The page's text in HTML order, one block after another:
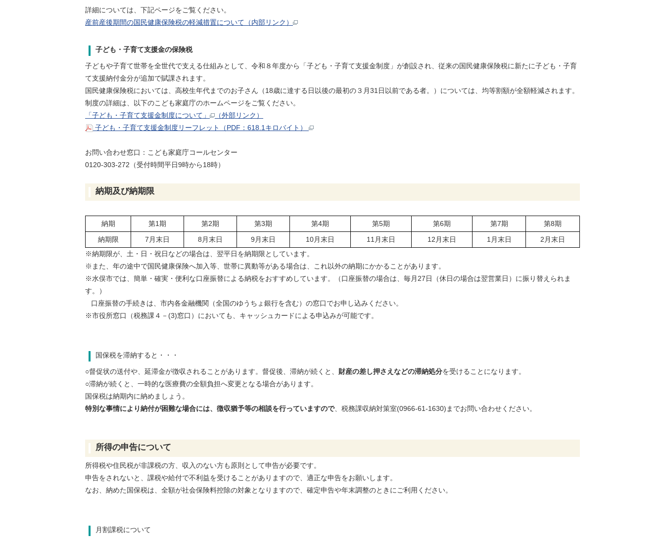
詳細については、下記ページをご覧ください。
産前産後期間の国民健康保険税の軽減措置について（内部リンク）
子ども・子育て支援金の保険税
子どもや子育て世帯を全世代で支える仕組みとして、令和８年度から「子ども・子育て支援金制度」が創設され、従来の国民健康保険税に新たに子ども・子育
て支援納付金分が追加で賦課されます。
国民健康保険税においては、高校生年代までのお子さん（18歳に達する日以後の最初の３月31日以前である者。）については、均等割額が全額軽減されます。
制度の詳細は、以下のこども家庭庁のホームページをご覧ください。
「子ども・子育て支援金制度について」
（外部リンク）
子ども・子育て支援金制度リーフレット（PDF：618.1キロバイト）
お問い合わせ窓口：こども家庭庁コールセンター
0120-303-272（受付時間平日9時から18時）
納期及び納期限
納期 第1期 第2期 第3期 第4期 第5期 第6期 第7期
第8期
納期限
7月末日 8月末日 9月末日 10月末日 11月末日 12月末日 1月末日
2月末日
※納期限が、土・日・祝日などの場合は、翌平日を納期限としています。
※また、年の途中で国民健康保険へ加入等、世帯に異動等がある場合は、これ以外の納期にかかることがあります。
※水俣市では、簡単・確実・便利な口座振替による納税をおすすめしています。（口座振替の場合は、毎月27日（休日の場合は翌営業日）に振り替えられま
す。）
口座振替の手続きは、市内各金融機関（全国のゆうちょ銀行を含む）の窓口でお申し込みください。
※市役所窓口（税務課４－(3)窓口）においても、キャッシュカードによる申込みが可能です。
国保税を滞納すると・・・
○督促状の送付や、延滞金が徴収されることがあります。督促後、滞納が続くと、 財産の差し押さえなどの滞納処分を受けることになります。
○滞納が続くと、一時的な医療費の全額負担へ変更となる場合があります。
国保税は納期内に納めましょう。
特別な事情により納付が困難な場合には、徴収猶予等の相談を行っていますので、税務課収納対策室(0966-61-1630)までお問い合わせください。
所得の申告について
所得税や住民税が非課税の方、収入のない方も原則として申告が必要です。
申告をされないと、課税や給付で不利益を受けることがありますので、適正な申告をお願いします。
なお、納めた国保税は、全額が社会保険料控除の対象となりますので、確定申告や年末調整のときにご利用ください。
月割課税について